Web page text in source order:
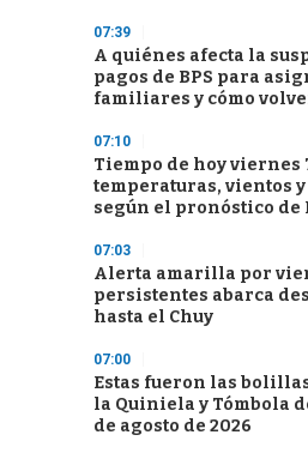
07:39
A quiénes afecta la
pagos de BPS para
familiares y cómo
07:10
Tiempo de hoy viernes
temperaturas, vientos
según el pronóstico de
07:03
Alerta amarilla por
persistentes abarca
hasta el Chuy
07:00
Estas fueron las
la Quiniela y Tómbola
de agosto de 2026